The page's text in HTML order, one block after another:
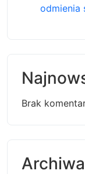
odmienia
Brak
Archiwa